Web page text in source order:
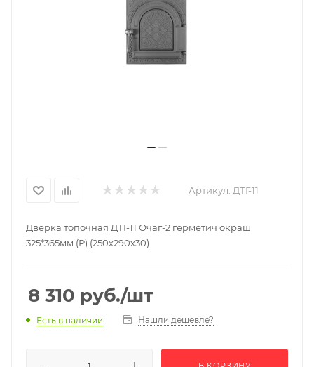
Артикул: ДТГ-11
Дверка топочная ДТГ-11 Очаг-2 герметич окраш
325*365мм (Р) (250х290х30)
8 310 руб./шт
Есть в наличии Нашли дешевле?